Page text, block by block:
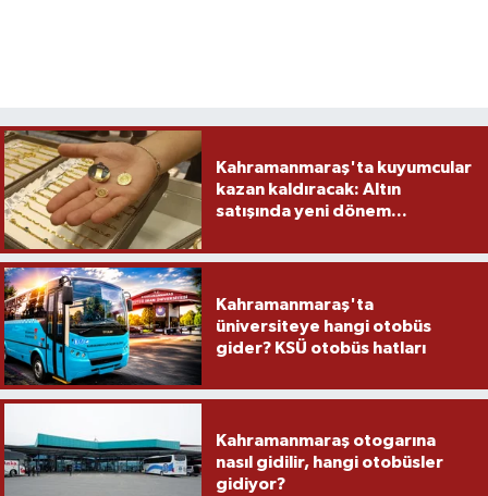
Kahramanmaraş'ta kuyumcular
kazan kaldıracak: Altın
satışında yeni dönem...
Kahramanmaraş'ta
üniversiteye hangi otobüs
gider? KSÜ otobüs hatları
Kahramanmaraş otogarına
nasıl gidilir, hangi otobüsler
gidiyor?